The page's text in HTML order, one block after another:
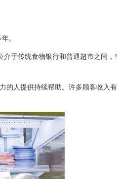
。
于传统食物银行和普通超市之间，
的人提供持续帮助。许多顾客收入